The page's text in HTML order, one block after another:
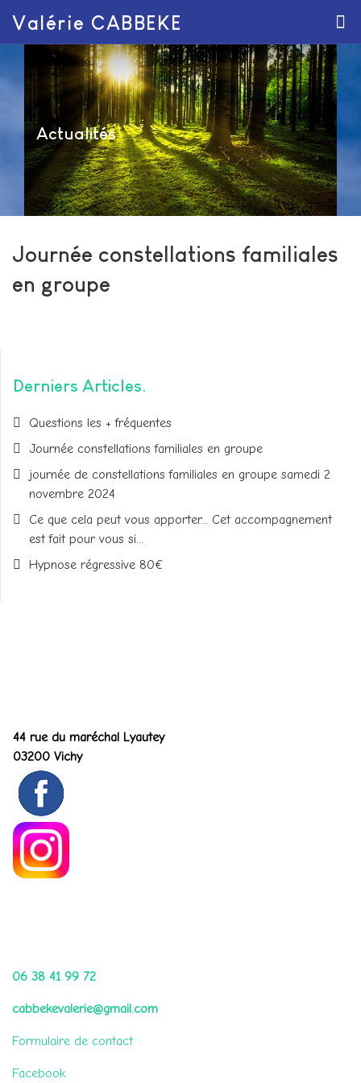
Valérie CABBEKE
Actualités
Journée constellations familiales
en groupe
Derniers Articles
Questions les + fréquentes
Journée constellations familiales en groupe
journée de constellations familiales en groupe samedi 2
novembre 2024
Ce que cela peut vous apporter... Cet accompagnement
est fait pour vous si...
Hypnose régressive 80€
44 rue du maréchal Lyautey
03200 Vichy
06 38 41 99 72
cabbekevalerie@gmail.com
Formulaire de contact
Facebook